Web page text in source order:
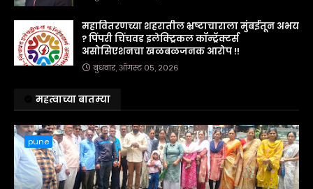
महावितरणच्या शहरातील भ्रष्टाचाराला मुंबईतून अभय
? पिंपरी चिंचवड इलेक्ट्रिकल कॉन्ट्रॅक्टर्स
असोसिएशनचा खळबळजनक आरोप !!
बुधवार, ऑगस्ट ०५, २०२६
महत्वाच्या बातम्या
pune